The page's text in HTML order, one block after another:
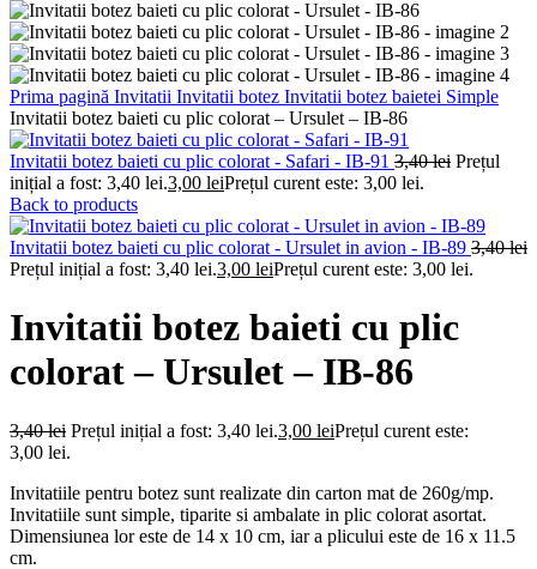
Prima pagină Invitatii Invitatii botez Invitatii botez baietei Simple
Invitatii botez baieti cu plic colorat – Ursulet – IB-86
Invitatii botez baieti cu plic colorat - Safari - IB-91 3,40lei Prețul
inițial a fost: 3,40 lei.3,00 leiPrețul curent este: 3,00 lei.
Back to products
Invitatii botez baieti cu plic colorat - Ursulet in avion - IB-89 3,40lei
Prețul inițial a fost: 3,40 lei.3,00 leiPrețul curent este: 3,00 lei.
Invitatii botez baieti cu plic
colorat – Ursulet – IB-86
3,40lei Prețul inițial a fost: 3,40 lei.3,00 leiPrețul curent este:
3,00 lei.
Invitatiile pentru botez sunt realizate din carton mat de 260g/mp.
Invitatiile sunt simple, tiparite si ambalate in plic colorat asortat.
Dimensiunea lor este de 14 x 10 cm, iar a plicului este de 16 x 11.5
cm.